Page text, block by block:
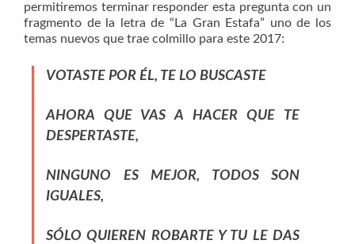
permitiremos terminar responder esta pregunta con un
fragmento de la letra de “La Gran Estafa” uno de los
temas nuevos que trae colmillo para este 2017:
VOTASTE POR ÉL, TE LO BUSCASTE
AHORA QUE VAS A HACER QUE TE
DESPERTASTE,
NINGUNO ES MEJOR, TODOS SON
IGUALES,
SÓLO QUIEREN ROBARTE Y TU LE DAS